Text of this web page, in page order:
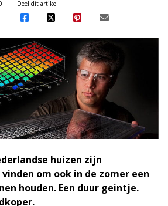
Deel dit artikel:
huizen zijn
om ook in de zomer een
houden. Een duur geintje.